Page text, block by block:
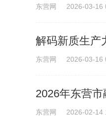
东营网 2026-03-16
解码新质生产
东营网 2026-03-16
2026年东营
东营网 2026-02-14